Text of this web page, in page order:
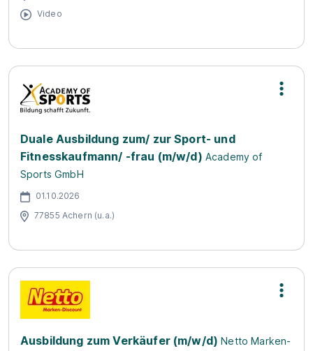
Video
Duale Ausbildung zum/ zur Sport- und
Fitnesskaufmann/ -frau (m/w/d) Academy of
Sports GmbH
01.10.2026
77855 Achern (u.a.)
Ausbildung zum Verkäufer (m/w/d) Netto Marken-